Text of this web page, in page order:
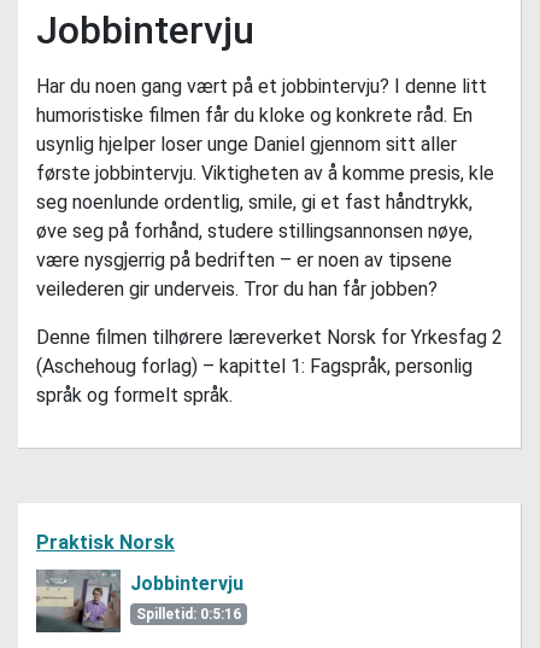
Jobbintervju
Har du noen gang vært på et jobbintervju? I denne litt
humoristiske filmen får du kloke og konkrete råd. En
usynlig hjelper loser unge Daniel gjennom sitt aller
første jobbintervju. Viktigheten av å komme presis, kle
seg noenlunde ordentlig, smile, gi et fast håndtrykk,
øve seg på forhånd, studere stillingsannonsen nøye,
være nysgjerrig på bedriften – er noen av tipsene
veilederen gir underveis. Tror du han får jobben?
Denne filmen tilhørere læreverket Norsk for Yrkesfag 2
(Aschehoug forlag) – kapittel 1: Fagspråk, personlig
språk og formelt språk.
Praktisk Norsk
Jobbintervju
Spilletid: 0:5:16